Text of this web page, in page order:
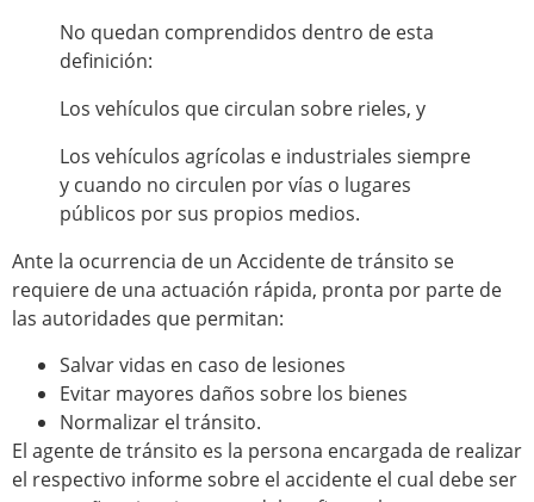
No quedan comprendidos dentro de esta
definición:
Los vehículos que circulan sobre rieles, y
Los vehículos agrícolas e industriales siempre
y cuando no circulen por vías o lugares
públicos por sus propios medios.
Ante la ocurrencia de un Accidente de tránsito se
requiere de una actuación rápida, pronta por parte de
las autoridades que permitan:
Salvar vidas en caso de lesiones
Evitar mayores daños sobre los bienes
Normalizar el tránsito.
El agente de tránsito es la persona encargada de realizar
el respectivo informe sobre el accidente el cual debe ser